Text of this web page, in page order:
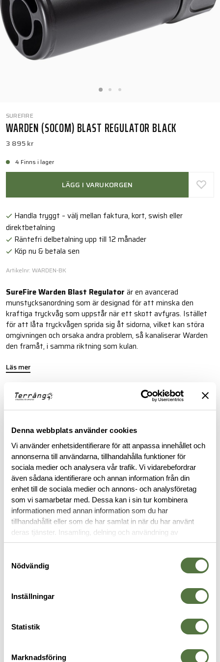
Denna webbplats använder cookies
Vi använder enhetsidentifierare för att anpassa innehållet och
annonserna till användarna, tillhandahålla funktioner för
sociala medier och analysera vår trafik. Vi vidarebefordrar
även sådana identifierare och annan information från din
enhet till de sociala medier och annons- och analysföretag
som vi samarbetar med. Dessa kan i sin tur kombinera
informationen med annan information som du har
tillhandahållit eller som de har samlat in när du har använt
deras tjänster. Insamling, delning och användning av
personuppgifter kan användas för personalisering av
Nödvändig
Inställningar
Statistik
Marknadsföring
SUREFIRE
WARDEN (SOCOM) BLAST REGULATOR BLACK
3 895 kr
4 Finns i lager
LÄGG I VARUKORGEN
Handla tryggt – välj mellan faktura, kort, swish eller
direktbetalning
Räntefri delbetalning upp till 12 månader
Köp nu & betala sen
Artikelnr: WARDEN-BK
SureFire Warden Blast Regulator är en avancerad
munstycksanordning som är designad för att minska den
kraftiga tryckvåg som uppstår när ett skott avfyras. Istället
för att låta tryckvågen sprida sig åt sidorna, vilket kan störa
omgivningen och orsaka andra problem, så kanaliserar Warden
den framåt, i samma riktning som kulan.
Läs mer
FINNS I FÖLJANDE FÄRGER
BESKRIVNING
RECENSIONER
OM VARUMÄRKET
VAPENTILLBEHÖR